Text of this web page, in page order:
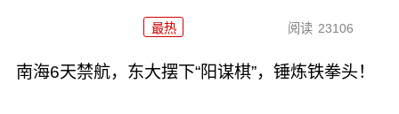
最热 阅读 23106
南海6天禁航，东大摆下“阳谋棋”，锤炼铁拳头！